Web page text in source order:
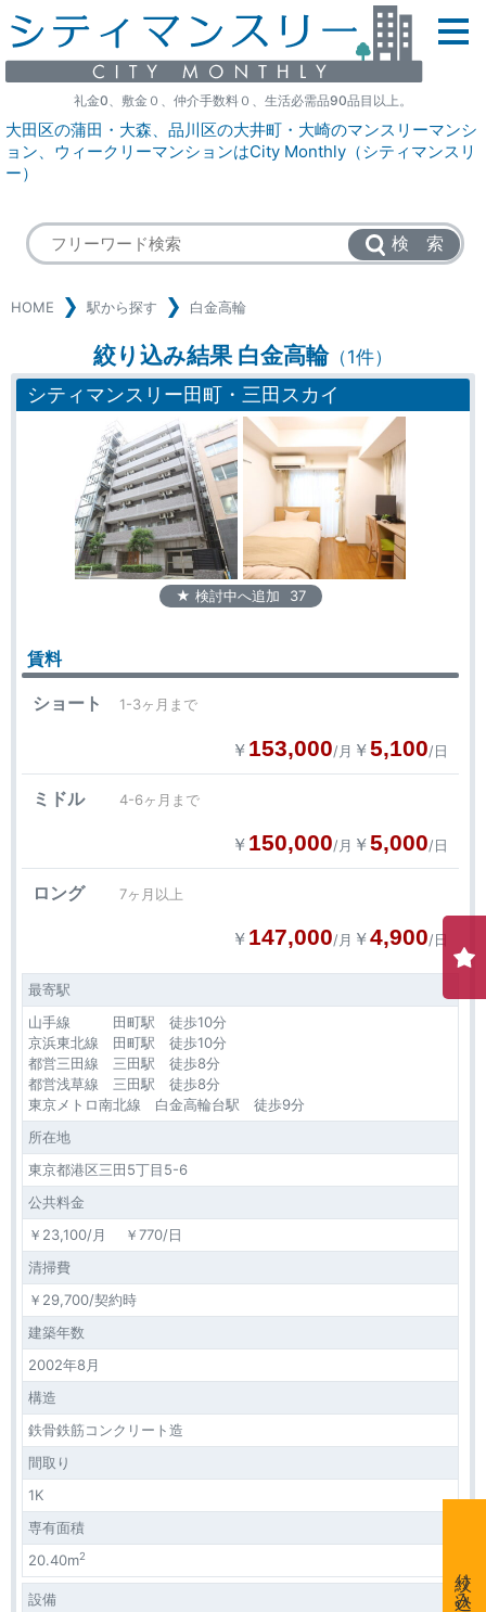
礼金0、敷金０、仲介手数料０、生活必需品90品目以上。
大田区の蒲田・大森、品川区の大井町・大崎のマンスリーマンシ
ョン、ウィークリーマンションはCity Monthly（シティマンスリ
ー）
検 索
HOME 駅から探す 白金高輪
絞り込み結果 白金高輪（1件）
絞り込み検索
シティマンスリー田町・三田スカイ
★ 検討中へ追加 37
賃料
ショート 1-3ヶ月まで
￥ 153,000/月 ￥5,100/日
ミドル 4-6ヶ月まで
￥ 150,000/月 ￥5,000/日
ロング 7ヶ月以上
￥ 147,000/月 ￥4,900/日
最寄駅
山手線 田町駅 徒歩10分
京浜東北線 田町駅 徒歩10分
都営三田線 三田駅 徒歩8分
都営浅草線 三田駅 徒歩8分
東京メトロ南北線 白金高輪台駅 徒歩9分
所在地
東京都港区三田5丁目5-6
公共料金
￥23,100/月 ￥770/日
清掃費
￥29,700/契約時
建築年数
2002年8月
構造
鉄骨鉄筋コンクリート造
間取り
1K
専有面積
20.40m2
設備